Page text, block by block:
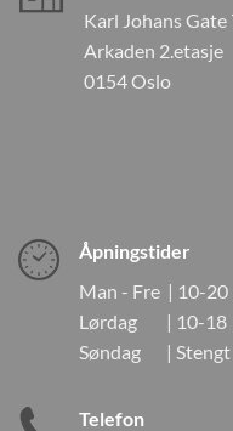
Karl Johans Gate
Arkaden 2.etasje
0154 Oslo
Åpningstider
Man - Fre | 10-20
Lørdag | 10-18
Søndag | Stengt
Telefon